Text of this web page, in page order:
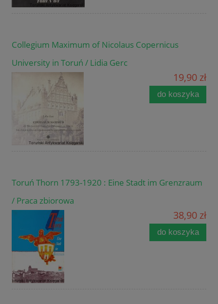
Collegium Maximum of Nicolaus Copernicus
University in Toruń / Lidia Gerc
19,90 zł
do koszyka
Toruń Thorn 1793-1920 : Eine Stadt im Grenzraum
/ Praca zbiorowa
38,90 zł
do koszyka